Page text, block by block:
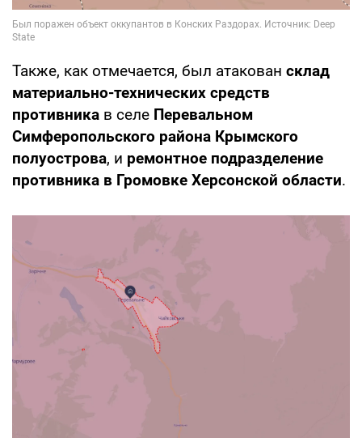
Также, как отмечается, был атакован склад
материально-технических средств
противника в селе Перевальном
Симферопольского района Крымского
полуострова, и ремонтное подразделение
противника в Громовке Херсонской области.